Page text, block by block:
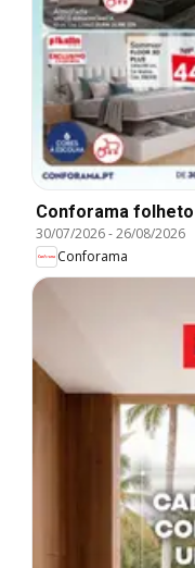
Conforama folheto
30/07/2026-26/08/2026
Conforama